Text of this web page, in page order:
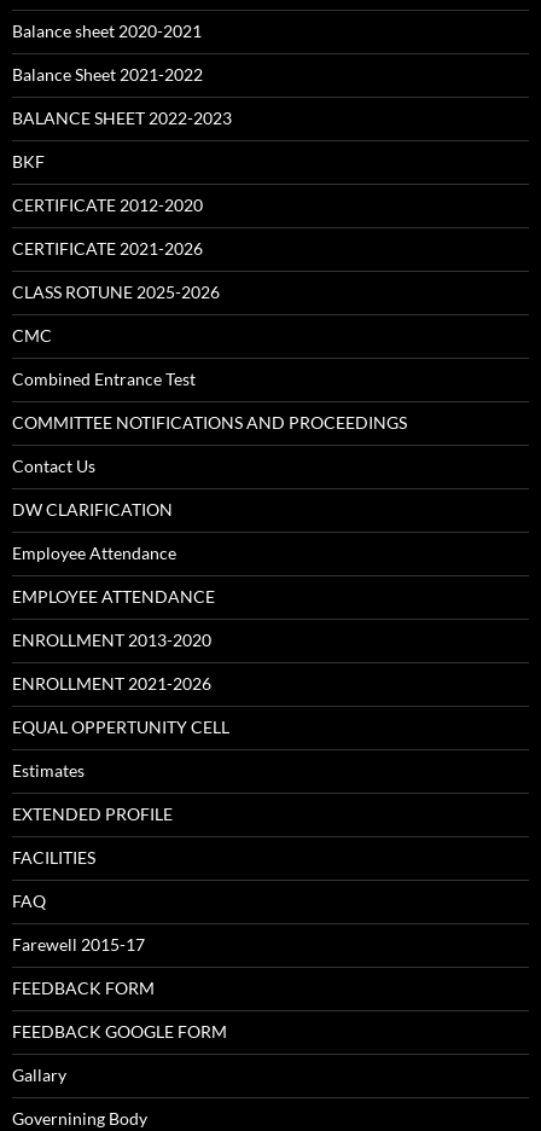
Balance sheet 2020-2021
Balance Sheet 2021-2022
BALANCE SHEET 2022-2023
BKF
CERTIFICATE 2012-2020
CERTIFICATE 2021-2026
CLASS ROTUNE 2025-2026
CMC
Combined Entrance Test
COMMITTEE NOTIFICATIONS AND PROCEEDINGS
Contact Us
DW CLARIFICATION
Employee Attendance
EMPLOYEE ATTENDANCE
ENROLLMENT 2013-2020
ENROLLMENT 2021-2026
EQUAL OPPERTUNITY CELL
Estimates
EXTENDED PROFILE
FACILITIES
FAQ
Farewell 2015-17
FEEDBACK FORM
FEEDBACK GOOGLE FORM
Gallary
Governining Body